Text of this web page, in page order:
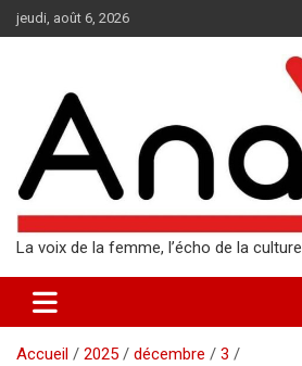
Aller
au
jeudi, août 6, 2026
La voix de la femme, l’écho de la culture
Accueil 2025 décembre
3